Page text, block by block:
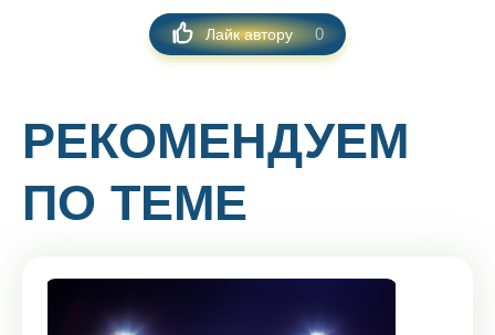
Лайк автору 0
РЕКОМЕНДУЕМ
ПО ТЕМЕ